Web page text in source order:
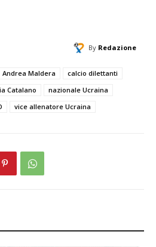
By Redazione
Andrea Maldera
calcio dilettanti
Catalano
nazionale Ucraina
vice allenatore Ucraina